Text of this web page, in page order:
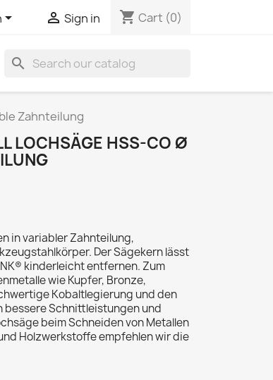
  Sign in shopping_cart Cart (0)
search
Zahnteilung
LOCHSÄGE HSS-CO Ø
in variabler Zahnteilung,
Der Sägekern lässt
kinderleicht entfernen. Zum
wie Kupfer, Bronze,
Kobaltlegierung und den
bessere Schnittleistungen und
beim Schneiden von Metallen
Holzwerkstoffe empfehlen wir die